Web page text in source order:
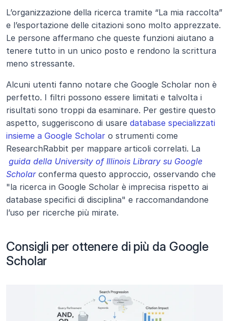
L’organizzazione della ricerca tramite “La mia raccolta”
e l’esportazione delle citazioni sono molto apprezzate.
Le persone affermano che queste funzioni aiutano a
tenere tutto in un unico posto e rendono la scrittura
meno stressante.
Alcuni utenti fanno notare che Google Scholar non è
perfetto. I filtri possono essere limitati e talvolta i
risultati sono troppi da esaminare. Per gestire questo
aspetto, suggeriscono di usare database specializzati
insieme a Google Scholar o strumenti come
ResearchRabbit per mappare articoli correlati. La
guida della University of Illinois Library su Google
Scholar conferma questo approccio, osservando che
"la ricerca in Google Scholar è imprecisa rispetto ai
database specifici di disciplina" e raccomandandone
l’uso per ricerche più mirate.
Consigli per ottenere di più da Google
Scholar